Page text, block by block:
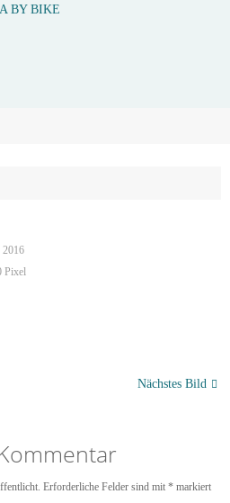
2016
Pixel
Nächstes Bild
Erforderliche Felder sind mit * markiert